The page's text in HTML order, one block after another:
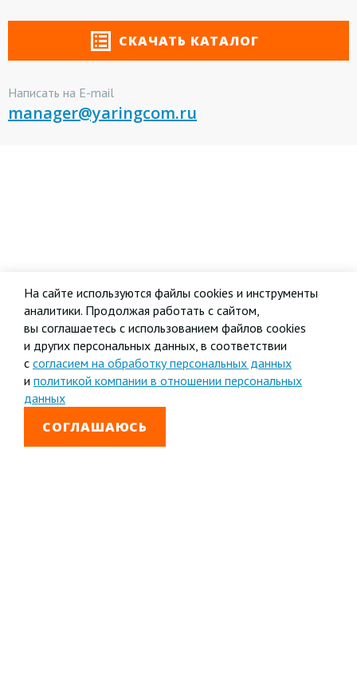
СКАЧАТЬ КАТАЛОГ
Написать на E-mail
manager@yaringcom.ru
На сайте используются файлы cookies и инструменты
аналитики. Продолжая работать с сайтом,
вы соглашаетесь с использованием файлов cookies
и других персональных данных, в соответствии
с согласием на обработку персональных данных
и политикой компании в отношении персональных
данных
СОГЛАШАЮСЬ